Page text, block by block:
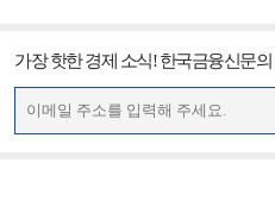
가장 핫한 경제 소식! 한국금융신문의